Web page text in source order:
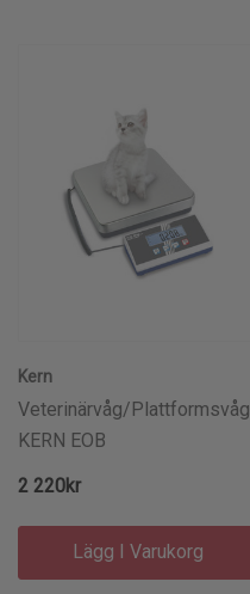
Kern
Veterinärvåg/Plattformsvåg
KERN EOB
2 220kr
Lägg I Varukorg